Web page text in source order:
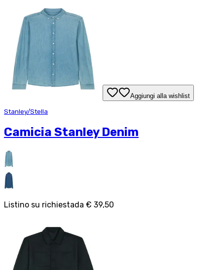
Aggiungi alla wishlist
Stanley/Stella
Camicia Stanley Denim
Listino su richiestada € 39,50